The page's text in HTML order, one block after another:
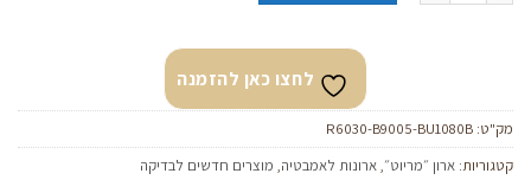
לחצו כאן להזמנה
מק"ט: R6030-B9005-BU1080B
קטגוריות: ארון ״מריוט״,ארונות לאמבטיה, מוצרים חדשים לבדיקה